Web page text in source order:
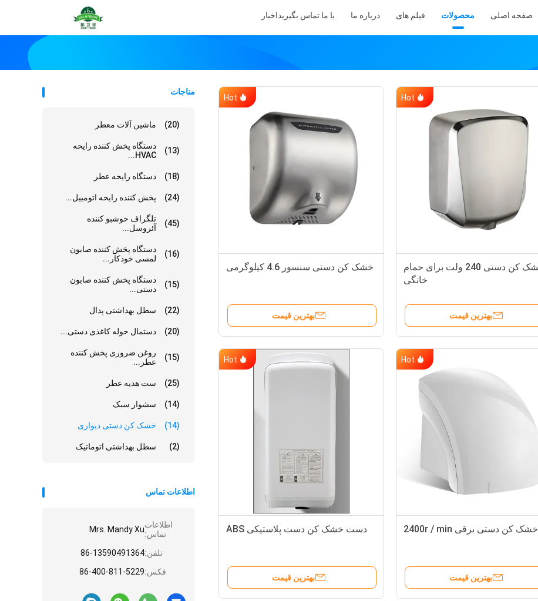
صفحه اصلی محصولات فیلم های درباره ما با ما تماس بگیریداخبار
مناجات
ماشین آلات معطر (20)
دستگاه پخش کننده رایحه
HVAC...
(13)
دستگاه رایحه عطر (18)
پخش کننده رایحه اتومبیل... (24)
تلگراف خوشبو کننده
آئروسل...
(45)
دستگاه پخش کننده صابون
لمسی خودکار...
(16)
دستگاه پخش کننده صابون
دستی...
(15)
سطل بهداشتی پدال (22)
دستمال حوله کاغذی دستی... (20)
روغن ضروری پخش کننده
عطر...
(15)
ست هدیه عطر (25)
سشوار سبک (14)
خشک کن دستی دیواری (14)
سطل بهداشتی اتوماتیک (2)
اطلاعات تماس
اطلاعات
تماس:Mrs. Mandy Xu
تلفن:86-13590491364
فکس:86-400-811-5229
Hot
خشک کن دستی سنسور 4.6 کیلوگرمی
بهترین قیمت
Hot
خشک کن دستی 240 ولت برای حمام
خانگی
بهترین قیمت
Hot
دست خشک کن دست پلاستیکی ABS
بهترین قیمت
Hot
خشک کن دستی برقی 2400r / min
بهترین قیمت